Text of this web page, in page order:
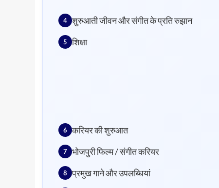
शुरुआती जीवन और संगीत के प्रति रुझान
शिक्षा
करियर की शुरुआत
भोजपुरी फिल्म / संगीत करियर
प्रमुख गाने और उपलब्धियां